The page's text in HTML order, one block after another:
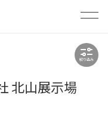
絞り込み
北山展示場